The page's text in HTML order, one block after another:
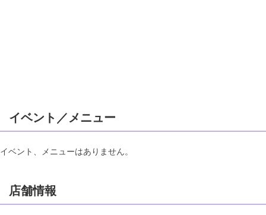
イベント／メニュー
イベント、メニューはありません。
店舗情報